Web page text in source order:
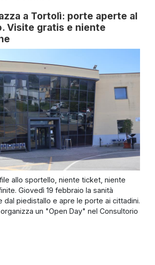
a Tortolì: porte aperte al
Visite gratis e niente
allo sportello, niente ticket, niente
Giovedì 19 febbraio la sanità
dal piedistallo e apre le porte ai cittadini.
un "Open Day" nel Consultorio